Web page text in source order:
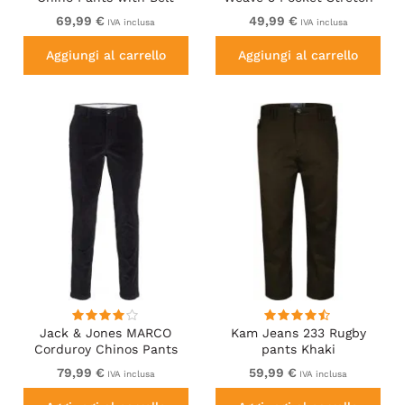
Black
69,99 € IVA inclusa
Aggiungi al carrello
Pants Charcoal
49,99 € IVA inclusa
Aggiungi al carrello
Jack & Jones MARCO
Corduroy Chinos Pants
Black
79,99 € IVA inclusa
Kam Jeans 233 Rugby
pants Khaki
59,99 € IVA inclusa